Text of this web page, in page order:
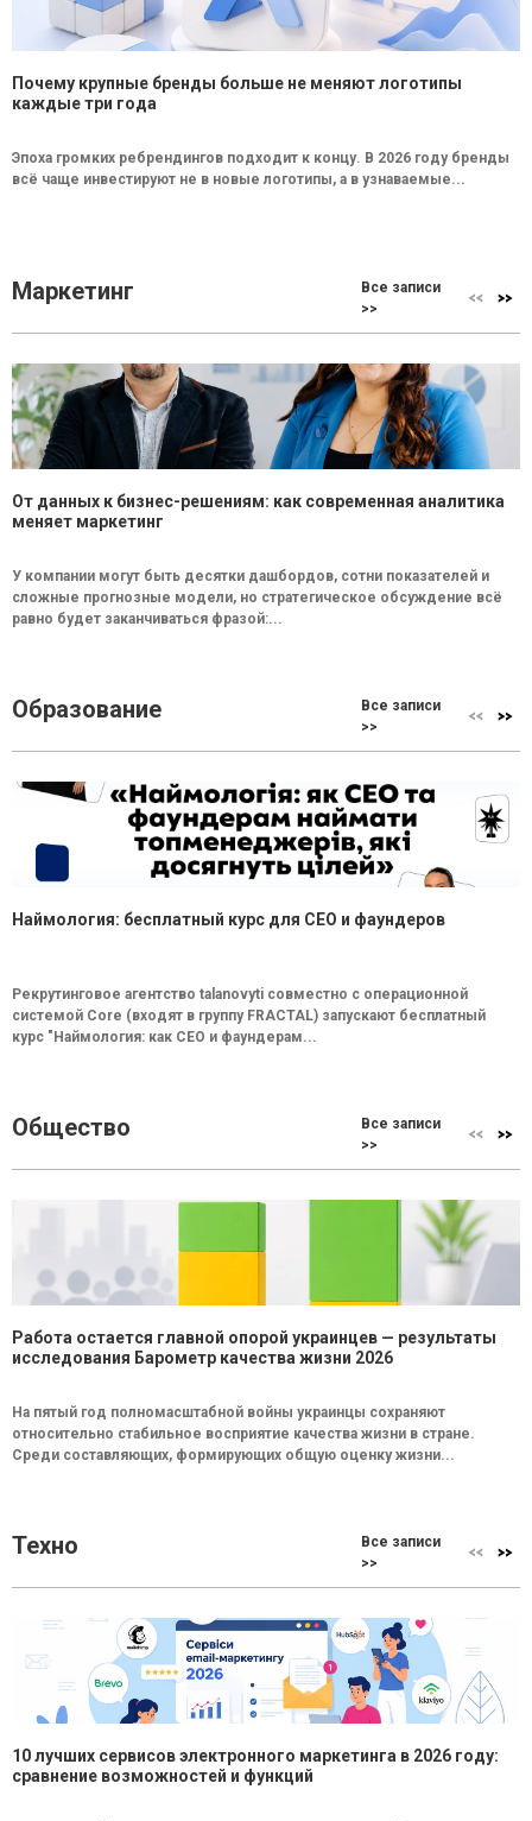
Почему крупные бренды больше не меняют логотипы
каждые три года
Эпоха громких ребрендингов подходит к концу. В 2026 году бренды
всё чаще инвестируют не в новые логотипы, а в узнаваемые...
Маркетинг
Все записи
>>
От данных к бизнес-решениям: как современная аналитика
меняет маркетинг
У компании могут быть десятки дашбордов, сотни показателей и
сложные прогнозные модели, но стратегическое обсуждение всё
равно будет заканчиваться фразой:...
Образование
Все записи
>>
Наймология: бесплатный курс для CEO и фаундеров
Рекрутинговое агентство talanovyti совместно с операционной
системой Core (входят в группу FRACTAL) запускают бесплатный
курс "Наймология: как СEO и фаундерам...
Общество
Все записи
>>
Работа остается главной опорой украинцев — результаты
исследования Барометр качества жизни 2026
На пятый год полномасштабной войны украинцы сохраняют
относительно стабильное восприятие качества жизни в стране.
Среди составляющих, формирующих общую оценку жизни...
Техно
Все записи
>>
10 лучших сервисов электронного маркетинга в 2026 году:
сравнение возможностей и функций